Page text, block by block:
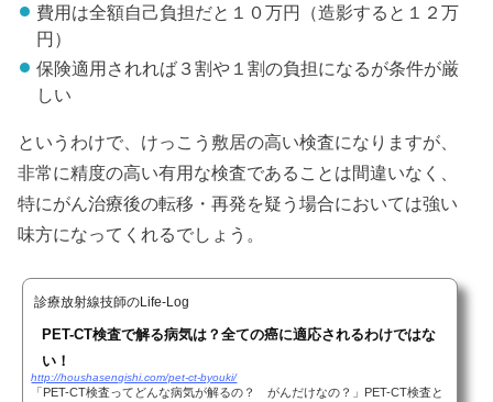
費用は全額自己負担だと１０万円（造影すると１２万
円）
保険適用されれば３割や１割の負担になるが条件が厳
しい
というわけで、けっこう敷居の高い検査になりますが、
非常に精度の高い有用な検査であることは間違いなく、
特にがん治療後の転移・再発を疑う場合においては強い
味方になってくれるでしょう。
診療放射線技師のLife-Log
PET-CT検査で解る病気は？全ての癌に適応されるわけではな
い！
http://houshasengishi.com/pet-ct-byouki/
「PET-CT検査ってどんな病気が解るの？ がんだけなの？」PET-CT検査と